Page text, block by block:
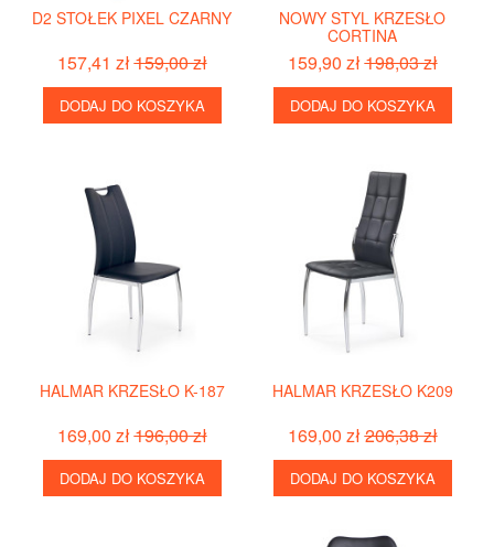
D2 STOŁEK PIXEL CZARNY
157,41 zł159,00 zł
DODAJ DO KOSZYKA
NOWY STYL KRZESŁO
CORTINA
159,90 zł198,03 zł
DODAJ DO KOSZYKA
HALMAR KRZESŁO K-187
169,00 zł196,00 zł
DODAJ DO KOSZYKA
HALMAR KRZESŁO K209
169,00 zł206,38 zł
DODAJ DO KOSZYKA